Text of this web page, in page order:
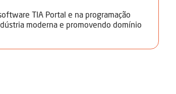
TIA Portal e na programação
moderna e promovendo domínio